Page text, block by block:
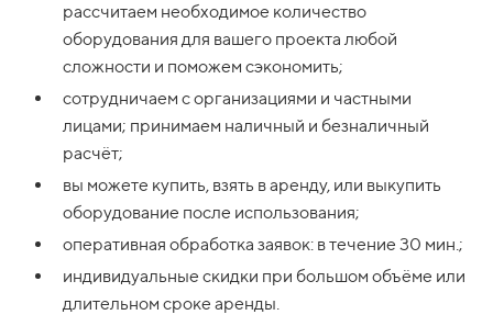
рассчитаем необходимое количество
оборудования для вашего проекта любой
сложности и поможем сэкономить;
сотрудничаем с организациями и частными
лицами; принимаем наличный и безналичный
расчёт;
вы можете купить, взять в аренду, или выкупить
оборудование после использования;
оперативная обработка заявок: в течение 30 мин.;
индивидуальные скидки при большом объёме или
длительном сроке аренды.